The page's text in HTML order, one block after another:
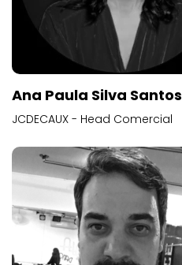
Ana Paula Silva Santos
JCDECAUX - Head Comercial